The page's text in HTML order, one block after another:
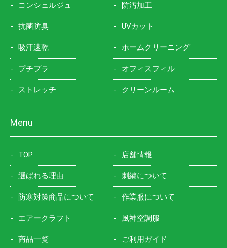
コンシェルジュ 防汚加工
抗菌防臭 UVカット
吸汗速乾 ホームクリーニング
プチプラ オフィスフィル
ストレッチ クリーンルーム
Menu
TOP 店舗情報
選ばれる理由 刺繍について
防寒対策商品について 作業服について
エアークラフト 風神空調服
商品一覧 ご利用ガイド